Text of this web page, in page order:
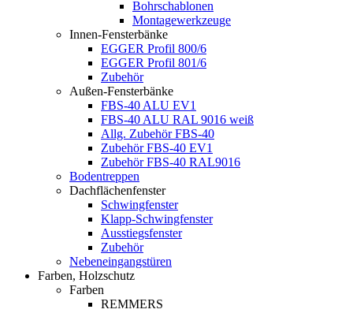
Bohrschablonen
Montagewerkzeuge
Innen-Fensterbänke
EGGER Profil 800/6
EGGER Profil 801/6
Zubehör
Außen-Fensterbänke
FBS-40 ALU EV1
FBS-40 ALU RAL 9016 weiß
Allg. Zubehör FBS-40
Zubehör FBS-40 EV1
Zubehör FBS-40 RAL9016
Bodentreppen
Dachflächenfenster
Schwingfenster
Klapp-Schwingfenster
Ausstiegsfenster
Zubehör
Nebeneingangstüren
Farben, Holzschutz
Farben
REMMERS